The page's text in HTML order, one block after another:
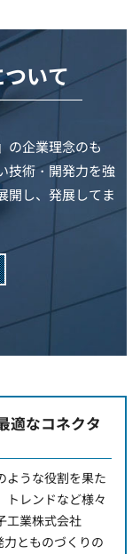
いて
の企業理念のも
技術・開発力を強
開し、発展してま
適なコネクタ
ような役割を果た
トレンドなど様々
工業株式会社
力とものづくりの